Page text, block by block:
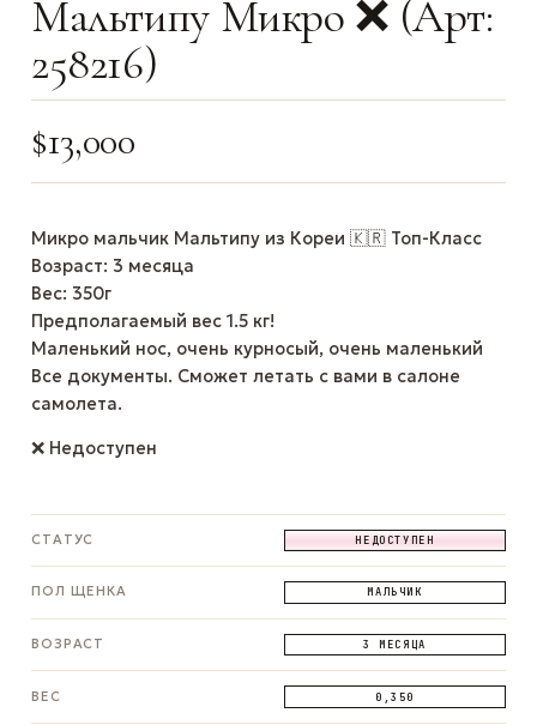
Мальтипу Микро ❌ (Арт:
258216)
$13,000
Микро мальчик Мальтипу из Кореи 🇰🇷 Топ-Класс
Возраст: 3 месяца
Вес: 350г
Предполагаемый вес 1.5 кг!
Маленький нос, очень курносый, очень маленький
Все документы. Сможет летать с вами в салоне
самолета.
❌ Недоступен
СТАТУС НЕДОСТУПЕН
ПОЛ ЩЕНКА МАЛЬЧИК
ВОЗРАСТ 3 МЕСЯЦА
ВЕС 0,350